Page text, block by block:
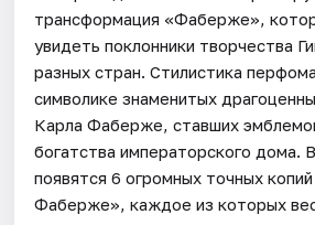
трансформация «Фаберже»,
увидеть поклонники творчества
разных стран. Стилистика
символике знаменитых
Карла Фаберже, ставших
богатства императорского дома.
появятся 6 огромных точных
Фаберже», каждое из которых